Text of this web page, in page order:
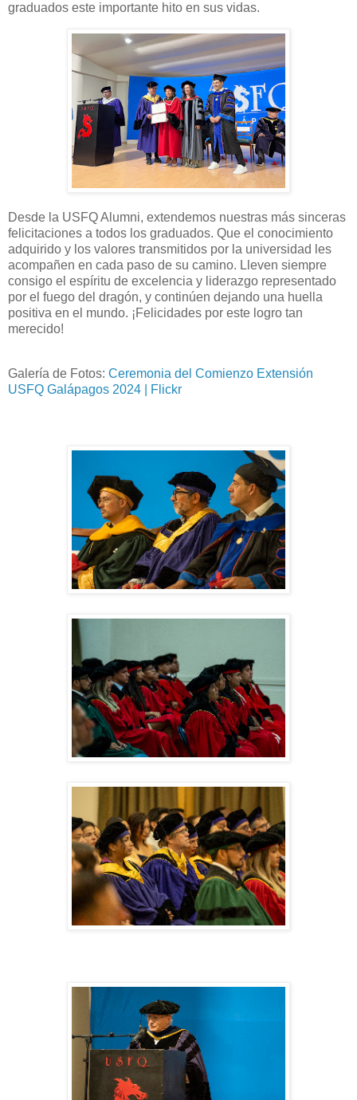
graduados este importante hito en sus vidas.
Desde la USFQ Alumni, extendemos nuestras más sinceras
felicitaciones a todos los graduados. Que el conocimiento
adquirido y los valores transmitidos por la universidad les
acompañen en cada paso de su camino. Lleven siempre
consigo el espíritu de excelencia y liderazgo representado
por el fuego del dragón, y continúen dejando una huella
positiva en el mundo. ¡Felicidades por este logro tan
merecido!
Galería de Fotos: Ceremonia del Comienzo Extensión
USFQ Galápagos 2024 | Flickr